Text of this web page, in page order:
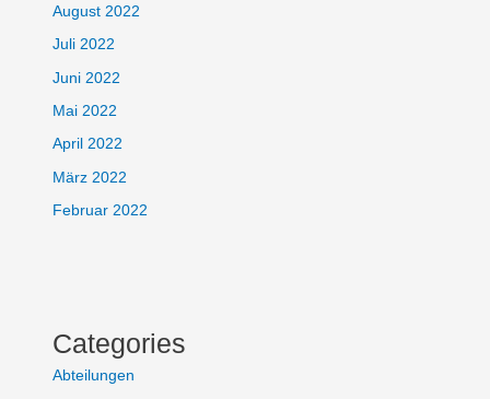
August 2022
Juli 2022
Juni 2022
Mai 2022
April 2022
März 2022
Februar 2022
Categories
Abteilungen